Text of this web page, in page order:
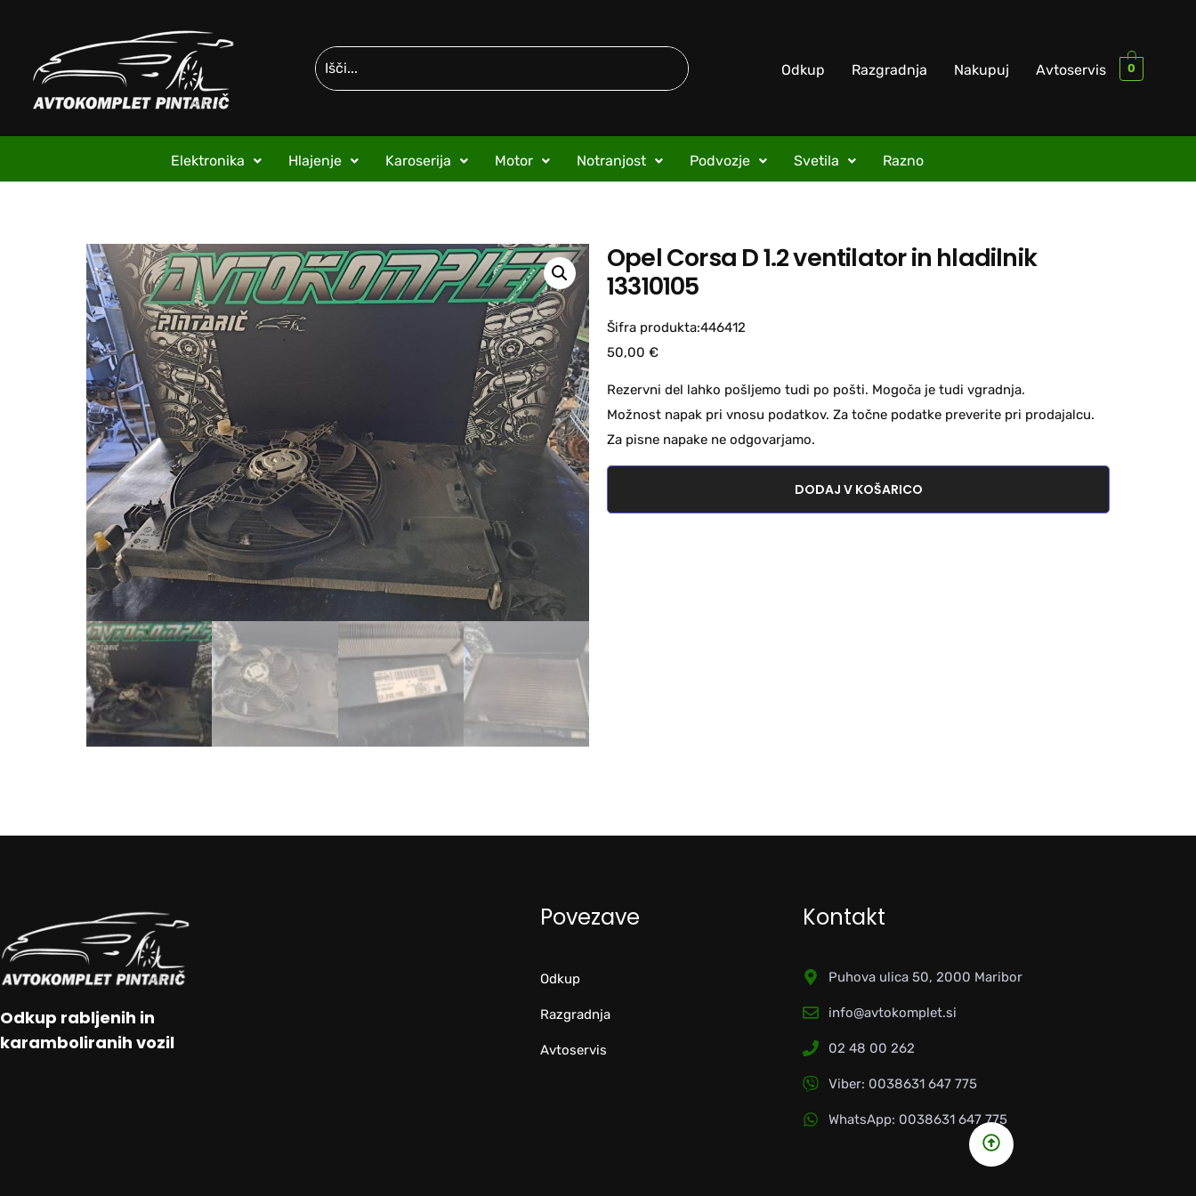
Odkup Razgradnja Nakupuj Avtoservis 0
Elektronika Hlajenje Karoserija Motor Notranjost Podvozje Svetila Razno
Opel Corsa D 1.2 ventilator in hladilnik
13310105
Šifra produkta:446412
50,00 €
Rezervni del lahko pošljemo tudi po pošti. Mogoča je tudi vgradnja.
Možnost napak pri vnosu podatkov. Za točne podatke preverite pri prodajalcu.
Za pisne napake ne odgovarjamo.
DODAJ V KOŠARICO
Odkup rabljenih in
karamboliranih vozil
Povezave
Odkup
Razgradnja
Avtoservis
Kontakt
Puhova ulica 50, 2000 Maribor
info@avtokomplet.si
02 48 00 262
Viber: 0038631 647 775
WhatsApp: 0038631 647 775